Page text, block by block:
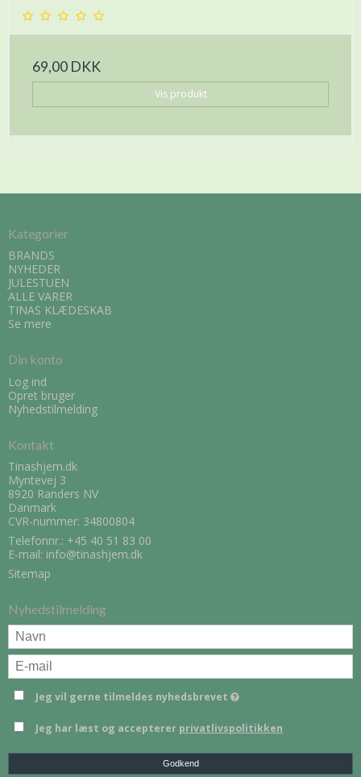
69,00 DKK
Vis produkt
Kategorier
BRANDS
NYHEDER
JULESTUEN
ALLE VARER
TINAS KLÆDESKAB
Se mere
Din konto
Log ind
Opret bruger
Nyhedstilmelding
Kontakt
Tinashjem.dk
Myntevej 3
8920 Randers NV
Danmark
CVR-nummer: 34800804
Telefonnr.: +45 40 51 83 00
E-mail: info@tinashjem.dk
Sitemap
Nyhedstilmelding
Jeg vil gerne tilmeldes nyhedsbrevet
Jeg har læst og accepterer privatlivspolitikken
Godkend